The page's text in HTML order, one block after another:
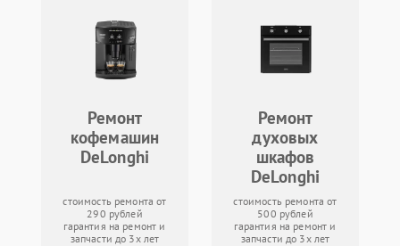
Ремонт
кофемашин
DeLonghi
стоимость ремонта от
290 рублей
гарантия на ремонт и
запчасти до 3х лет
Ремонт
духовых
шкафов
DeLonghi
стоимость ремонта от
500 рублей
гарантия на ремонт и
запчасти до 3х лет